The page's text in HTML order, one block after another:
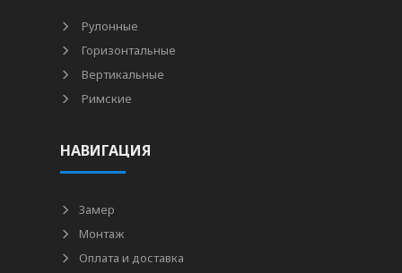
Рулонные
Горизонтальные
Вертикальные
Римские
НАВИГАЦИЯ
Замер
Монтаж
Оплата и доставка